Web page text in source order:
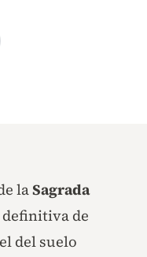
laSagrada
de
del suelo